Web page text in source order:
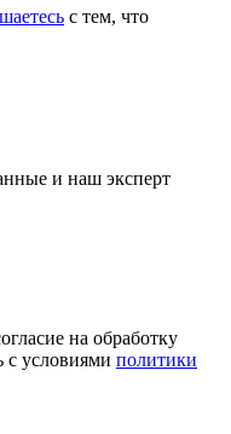
с тем, что
и наш эксперт
на обработку
с условиями политики